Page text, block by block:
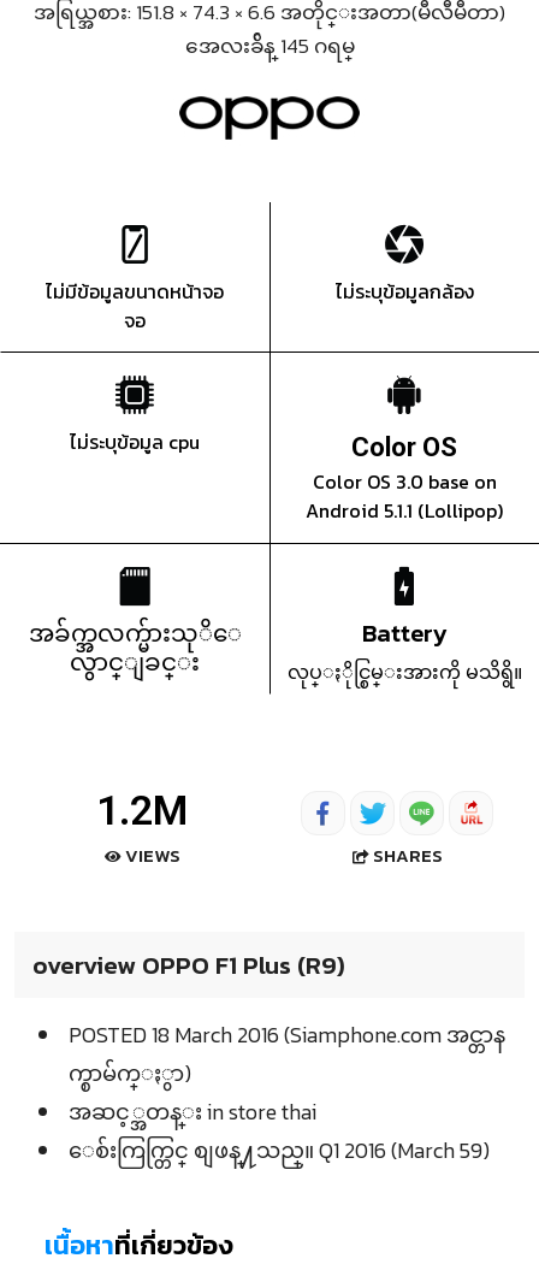
အရြယ္အစား: 151.8 × 74.3 × 6.6 အတိုင္းအတာ(မီလီမီတာ)
အေလးခ်ိန္ 145 ဂရမ္
ไม่มีข้อมูลขนาดหน้าจอ
จอ
ไม่ระบุข้อมูลกล้อง
ไม่ระบุข้อมูล cpu Color OS
Color OS 3.0 base on
Android 5.1.1 (Lollipop)
အခ်က္အလက္မ်ားသုိေ
လွာင္ျခင္း
Battery
လုပ္ႏိုင္စြမ္းအားကို မသိရွိ။
1.2M
VIEWS SHARES
overview OPPO F1 Plus (R9)
POSTED 18 March 2016 (Siamphone.com အင္တာန
က္စာမ်က္ႏွာ)
အဆင့္အတန္း in store thai
ေစ်းကြက္တြင္ စျဖန္႔သည္။ Q1 2016 (March 59)
เนื้อหาที่เกี่ยวข้อง